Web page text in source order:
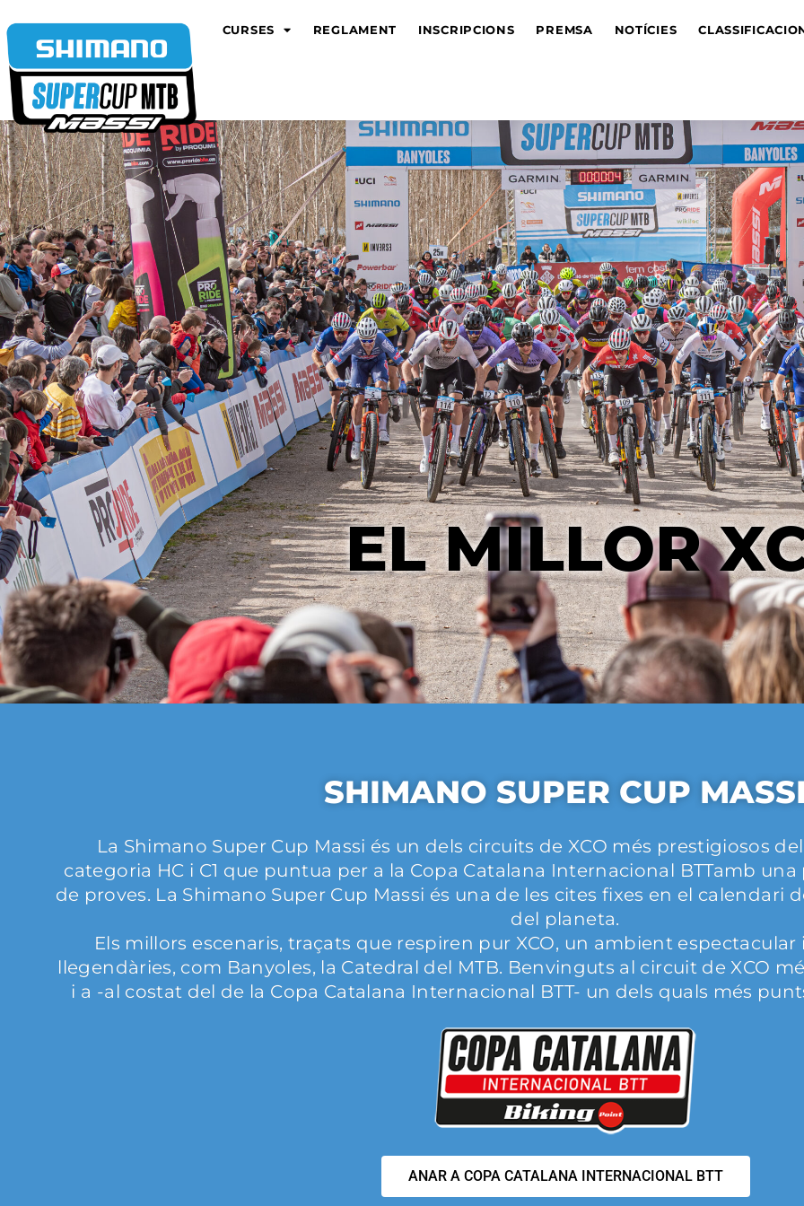
CURSES REGLAMENT INSCRIPCIONS PREMSA NOTÍCIES
EL MILLOR
SHIMANO SUPER CUP
La Shimano Super Cup Massi és un dels circuits de XCO més prestigiosos
categoria HC i C1 que puntua per a la Copa Catalana Internacional BTTamb
de proves. La Shimano Super Cup Massi és una de les cites fixes en el calendari
del planeta.
Els millors escenaris, traçats que respiren pur XCO, un ambient espectacular
llegendàries, com Banyoles, la Catedral del MTB. Benvinguts al circuit de XCO
i a -al costat del de la Copa Catalana Internacional BTT- un dels quals més
ANAR A COPA CATALANA INTERNACIONAL BTT